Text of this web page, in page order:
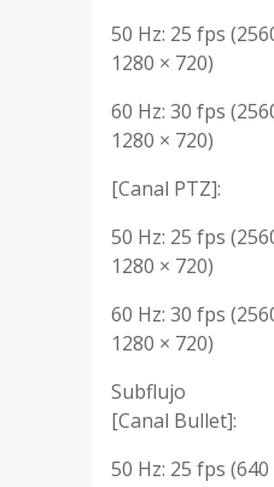
50 Hz: 25 fps
1280 × 720)
60 Hz: 30 fps
1280 × 720)
[Canal PTZ]:
50 Hz: 25 fps
1280 × 720)
60 Hz: 30 fps
1280 × 720)
Subflujo
[Canal Bullet]:
50 Hz: 25 fps